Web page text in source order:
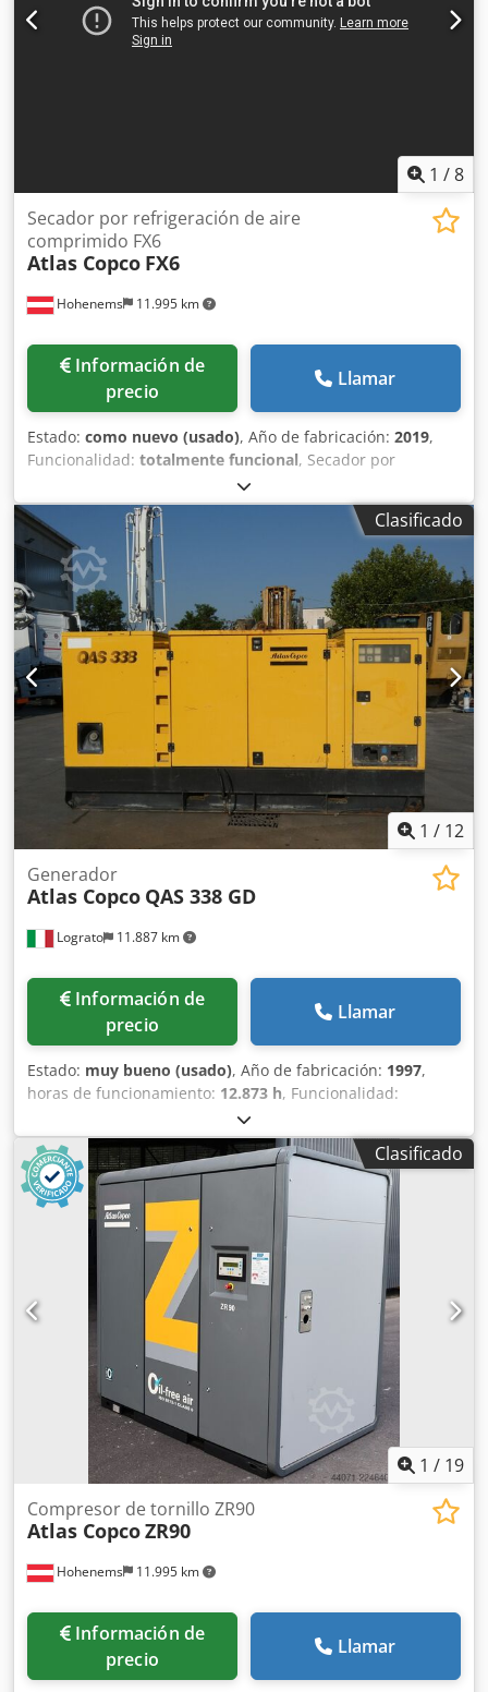
1 /8
Hohenems 11.995 km
Secador por refrigeración de aire
comprimido FX6
Atlas Copco FX6
Información de
precio
Llamar
Estado: como nuevo (usado), Año de fabricación: 2019,
Funcionalidad: totalmente funcional, Secador por
refrigeración Atlas Copco FX6, usado 2,34 m³/min 14 bares
Año de fabricación: 2019 Dwodpfxjzrtbio Amgoa
Clasificado
1 / 12
Lograto 11.887 km
Generador
Atlas Copco QAS 338 GD
Información de
precio
Llamar
Estado: muy bueno (usado), Año de fabricación: 1997,
horas de funcionamiento: 12.873 h, Funcionalidad:
, peso total:
combustible:diésel, potencia nominal (aparente):300 kVA,
fabricante de motores:DETROIT DIESEL, tipo de
refrigeración:agua, ATLAS COPCO QAS 338 GD, KWA 300,
año 1997, horas 12873, motor DETROIT DIESEL S60,
refrigeración por agua, peso 4800 kg. Dwedpfsztpm Dex
Clasificado
1 / 19
Hohenems 11.995 km
Compresor de tornillo ZR90
Atlas CopcoZR90
Información de
precio
Llamar